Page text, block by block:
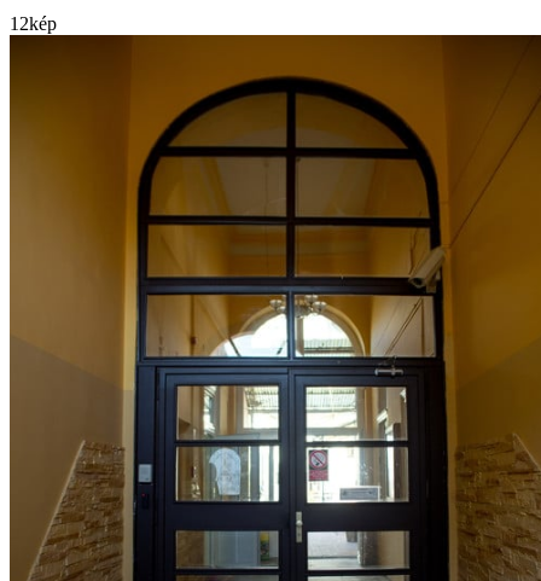
12kép